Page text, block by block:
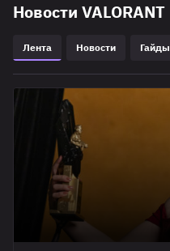
Новости VALORANT
Лента Новости Гайды